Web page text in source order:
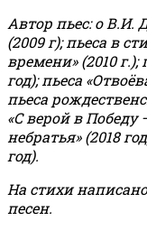
Автор пьес: о В.И.
(2009 г); пьеса в
времени» (2010
год); пьеса
пьеса
«С верой в Победу
небратья» (2018
год).
На стихи
песен.